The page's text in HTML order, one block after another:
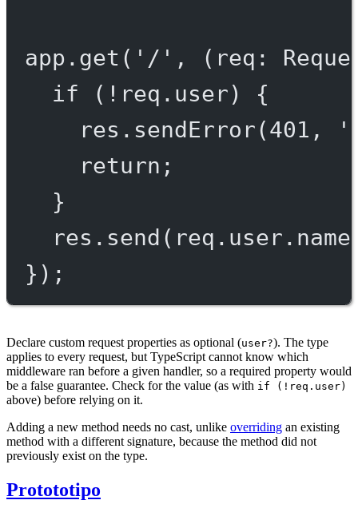
app. get ( '/' , ( req :
if ( ! req.user) {
res. sendError(401 ,
return ;
}
res. send
});
Declare custom request properties as optional (user?). The type
applies to every request, but TypeScript cannot know which
middleware ran before a given handler, so a required property would
be a false guarantee. Check for the value (as with if (!req.user)
above) before relying on it.
Adding a new method needs no cast, unlike overriding an existing
method with a different signature, because the method did not
previously exist on the type.
Protototipo